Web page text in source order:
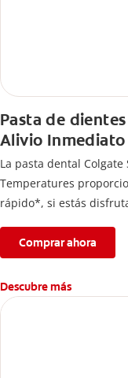
Pasta de
Alivio
La pasta dental
Temperatures
rápido*, si estás
Comprar ahora
Descubre más